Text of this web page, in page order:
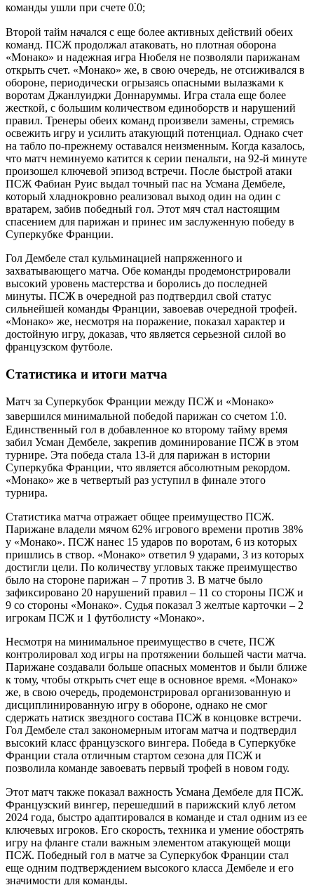
команды ушли при счете 0⁚0;
Второй тайм начался с еще более активных действий обеих
команд. ПСЖ продолжал атаковать, но плотная оборона
«Монако» и надежная игра Нюбеля не позволяли парижанам
открыть счет. «Монако» же, в свою очередь, не отсиживался в
обороне, периодически огрызаясь опасными вылазками к
воротам Джанлуиджи Доннаруммы. Игра стала еще более
жесткой, с большим количеством единоборств и нарушений
правил. Тренеры обеих команд произвели замены, стремясь
освежить игру и усилить атакующий потенциал. Однако счет
на табло по-прежнему оставался неизменным. Когда казалось,
что матч неминуемо катится к серии пенальти, на 92-й минуте
произошел ключевой эпизод встречи. После быстрой атаки
ПСЖ Фабиан Руис выдал точный пас на Усмана Дембеле,
который хладнокровно реализовал выход один на один с
вратарем, забив победный гол. Этот мяч стал настоящим
спасением для парижан и принес им заслуженную победу в
Суперкубке Франции.
Гол Дембеле стал кульминацией напряженного и
захватывающего матча. Обе команды продемонстрировали
высокий уровень мастерства и боролись до последней
минуты. ПСЖ в очередной раз подтвердил свой статус
сильнейшей команды Франции, завоевав очередной трофей.
«Монако» же, несмотря на поражение, показал характер и
достойную игру, доказав, что является серьезной силой во
французском футболе.
Статистика и итоги матча
Матч за Суперкубок Франции между ПСЖ и «Монако»
завершился минимальной победой парижан со счетом 1⁚0.
Единственный гол в добавленное ко второму тайму время
забил Усман Дембеле, закрепив доминирование ПСЖ в этом
турнире. Эта победа стала 13-й для парижан в истории
Суперкубка Франции, что является абсолютным рекордом.
«Монако» же в четвертый раз уступил в финале этого
турнира.
Статистика матча отражает общее преимущество ПСЖ.
Парижане владели мячом 62% игрового времени против 38%
у «Монако». ПСЖ нанес 15 ударов по воротам, 6 из которых
пришлись в створ. «Монако» ответил 9 ударами, 3 из которых
достигли цели. По количеству угловых также преимущество
было на стороне парижан – 7 против 3. В матче было
зафиксировано 20 нарушений правил – 11 со стороны ПСЖ и
9 со стороны «Монако». Судья показал 3 желтые карточки – 2
игрокам ПСЖ и 1 футболисту «Монако».
Несмотря на минимальное преимущество в счете, ПСЖ
контролировал ход игры на протяжении большей части матча.
Парижане создавали больше опасных моментов и были ближе
к тому, чтобы открыть счет еще в основное время. «Монако»
же, в свою очередь, продемонстрировал организованную и
дисциплинированную игру в обороне, однако не смог
сдержать натиск звездного состава ПСЖ в концовке встречи.
Гол Дембеле стал закономерным итогам матча и подтвердил
высокий класс французского вингера. Победа в Суперкубке
Франции стала отличным стартом сезона для ПСЖ и
позволила команде завоевать первый трофей в новом году.
Этот матч также показал важность Усмана Дембеле для ПСЖ.
Французский вингер, перешедший в парижский клуб летом
2024 года, быстро адаптировался в команде и стал одним из ее
ключевых игроков. Его скорость, техника и умение обострять
игру на фланге стали важным элементом атакующей мощи
ПСЖ. Победный гол в матче за Суперкубок Франции стал
еще одним подтверждением высокого класса Дембеле и его
значимости для команды.